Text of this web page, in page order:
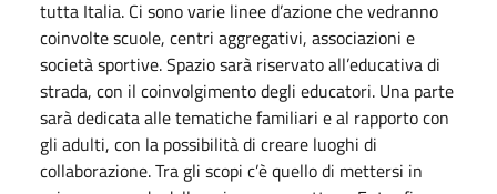
tutta Italia. Ci sono varie linee d’azione che vedranno
coinvolte scuole, centri aggregativi, associazioni e
società sportive. Spazio sarà riservato all’educativa di
strada, con il coinvolgimento degli educatori. Una parte
sarà dedicata alle tematiche familiari e al rapporto con
gli adulti, con la possibilità di creare luoghi di
collaborazione. Tra gli scopi c’è quello di mettersi in